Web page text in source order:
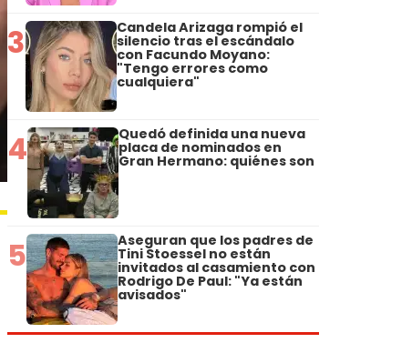
3 Candela Arizaga rompió el
silencio tras el escándalo
con Facundo Moyano:
"Tengo errores como
cualquiera"
4 Quedó definida una nueva
placa de nominados en
Gran Hermano: quiénes son
5 Aseguran que los padres de
Tini Stoessel no están
invitados al casamiento con
Rodrigo De Paul: "Ya están
avisados"